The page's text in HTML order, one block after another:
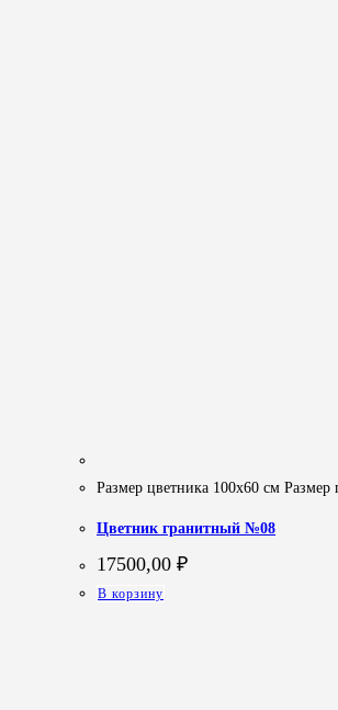
Размер цветника 100х60 см
Цветник гранитный №08
17500,00 ₽
В корзину